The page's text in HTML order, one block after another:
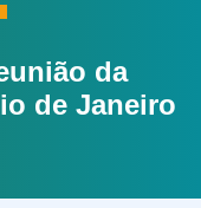
da
de Janeiro